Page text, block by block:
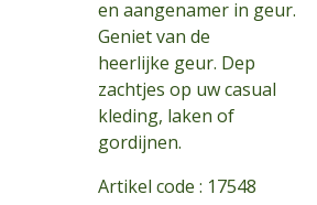
en aangenamer in geur.
Geniet van de
heerlijke geur. Dep
zachtjes op uw casual
kleding, laken of
gordijnen.
Artikel code : 17548